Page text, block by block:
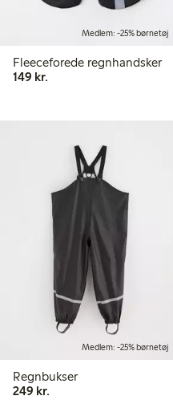
Medlem: -25% børnetøj
Fleeceforede regnhandsker
149 kr.
Medlem: -25% børnetøj
Regnbukser
249 kr.